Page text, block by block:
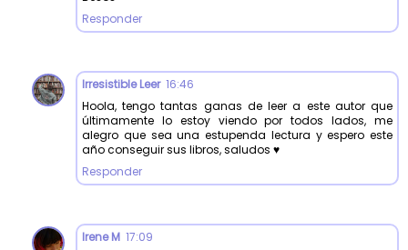
Responder
Irresistible Leer 16:46
Hoola, tengo tantas ganas de leer a este autor que
últimamente lo estoy viendo por todos lados, me
alegro que sea una estupenda lectura y espero este
año conseguir sus libros, saludos ♥
Responder
Irene M 17:09